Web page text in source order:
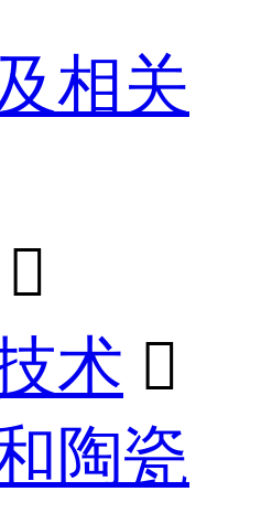
相关

术 
陶瓷